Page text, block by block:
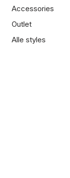
Accessories
Outlet
Alle styles